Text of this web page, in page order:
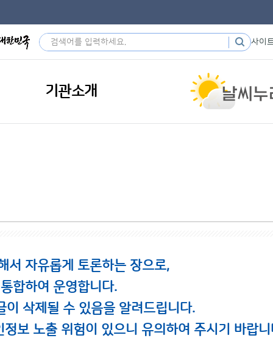
사이
기관소개
서 자유롭게 토론하는 장으로,
합하여 운영합니다.
삭제될 수 있음을 알려드립니다.
보 노출 위험이 있으니 유의하여 주시기 바랍니